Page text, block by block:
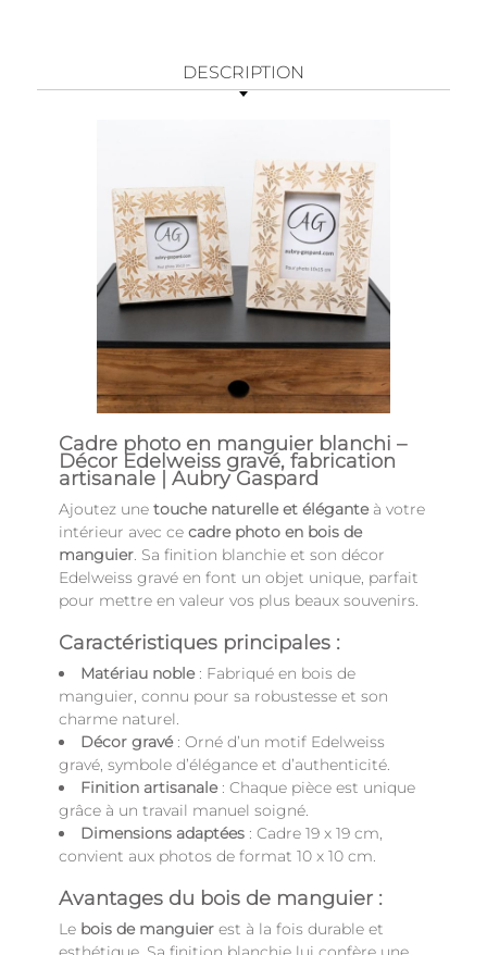
DESCRIPTION
Cadre photo en manguier blanchi –
Décor Edelweiss gravé, fabrication
artisanale | Aubry Gaspard
Ajoutez une touche naturelle et éléganteà votre
intérieur avec ce cadre photo en bois de
manguier. Sa finition blanchie et son décor
Edelweiss gravé en font un objet unique, parfait
pour mettre en valeur vos plus beaux souvenirs.
Caractéristiques principales :
Matériau noble: Fabriqué en bois de
manguier, connu pour sa robustesse et son
charme naturel.
Décor gravé: Orné d’un motif Edelweiss
gravé, symbole d’élégance et d’authenticité.
Finition artisanale: Chaque pièce est unique
grâce à un travail manuel soigné.
Dimensions adaptées : Cadre 19 x 19 cm,
convient aux photos de format 10 x 10 cm.
Avantages du bois de manguier :
Le bois de manguier est à la fois durable et